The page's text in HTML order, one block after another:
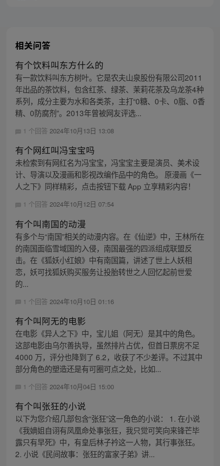
相关问答
有个饮料叫东方什么的
有一款饮料叫东方树叶。它是农夫山泉股份有限公司2011
年出品的茶饮料，包含红茶、绿茶、茉莉花茶及乌龙茶4种
系列，成分主要为水和各类茶，主打“0糖、0卡、0脂、0香
精、0防腐剂”。2013年曾被网友评选...
1 个回答 2024年10月13日 13:08
有个网红叫冯宝宝吗
未检索到有网红名为冯宝宝，冯宝宝主要是演员、美术设
计、导演以及漫画和影视改编作品中的角色。 原漫画《一
人之下》同样精彩，点击按钮下载 App 立享精彩内容！
1 个回答 2024年10月12日 07:54
有个叫南国的动漫
有多个与“南国”相关的动漫内容。在《仙逆》中，王林所在
的南国面临雪域国的入侵，南国最强的四派组成联盟反
击。在《狐妖小红娘》中有南国篇，讲述了世上人妖相
恋，妖可找狐妖购买服务让投胎转世之人回忆起前世爱
的...
1 个回答 2024年10月10日 01:16
有个叫阿无的电影
在电影《异人之下》中，宝儿姐（阿无）是其中的角色。
这部电影由乌尔善执导，虽然排片占优，但首日票房不足
4000 万，评分也降到了 6.2，收获了不少差评。不过其中
部分角色的塑造还是有可圈可点之处，比如...
1 个回答 2024年10月04日 15:00
有个叫张狂的小说
以下为您介绍几部包含“张狂”这一角色的小说： 1. 在小说
《我嫡姐自诩有凤凰命处事张狂，我只觉可笑向来锋芒毕
露只有早死》中，有皇后林子衿这一人物，其行事张狂。
2. 小说《民间故事：张狂的富家子弟》讲...